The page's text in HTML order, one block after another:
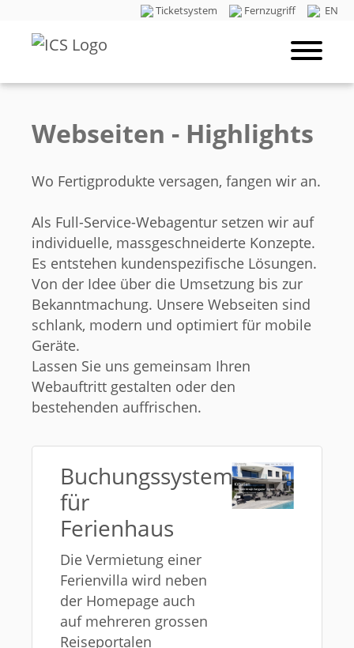
Ticketsystem Fernzugriff EN
Webseiten - Highlights
Wo Fertigprodukte versagen, fangen wir an.
Als Full-Service-Webagentur set­zen wir auf
individuelle, massgeschneiderte Konzepte.
Es entstehen kundenspezifische Lösungen.
Von der Idee über die Umsetzung bis zur
Bekanntmachung. Unsere Webseiten sind
schlank, modern und optimiert für mobile
Geräte.
Lassen Sie uns gemeinsam Ihren
Webauftritt gestalten oder den
bestehenden auffrischen.
Buchungssystem
für
Ferienhaus
Die Vermietung einer
Ferienvilla wird neben
der Homepage auch
auf mehreren grossen
Reiseportalen